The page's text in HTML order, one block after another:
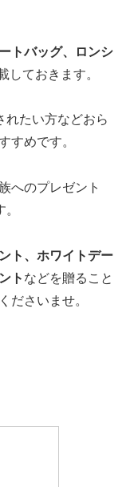
トバッグ、ロンシ
しておきます。
れたい方などおら
すめです。
へのプレゼント
ト、ホワイトデー
ト などを贈ること
ださいませ。